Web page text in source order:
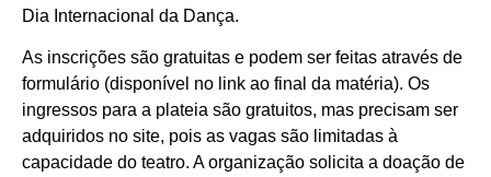
Dia Internacional da Dança.
As inscrições são gratuitas e podem ser feitas através de
formulário (disponível no link ao final da matéria). Os
ingressos para a plateia são gratuitos, mas precisam ser
adquiridos no site, pois as vagas são limitadas à
capacidade do teatro. A organização solicita a doação de